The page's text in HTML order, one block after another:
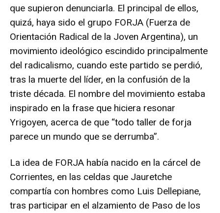
que supieron denunciarla. El principal de ellos,
quizá, haya sido el grupo FORJA (Fuerza de
Orientación Radical de la Joven Argentina), un
movimiento ideológico escindido principalmente
del radicalismo, cuando este partido se perdió,
tras la muerte del líder, en la confusión de la
triste década. El nombre del movimiento estaba
inspirado en la frase que hiciera resonar
Yrigoyen, acerca de que “todo taller de forja
parece un mundo que se derrumba”.
La idea de FORJA había nacido en la cárcel de
Corrientes, en las celdas que Jauretche
compartía con hombres como Luis Dellepiane,
tras participar en el alzamiento de Paso de los